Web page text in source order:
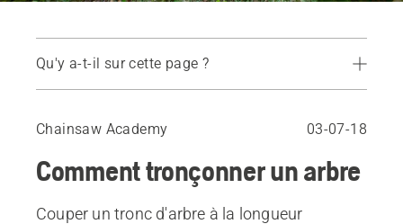
Qu'y a-t-il sur cette page ?
Compression sur le dessus
Compression sur le dessous
Chainsaw Academy 03-07-18
Comment tronçonner un arbre
Couper un tronc d'arbre à la longueur